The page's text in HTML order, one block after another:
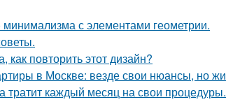
с элементами геометрии.
повторить этот дизайн?
в Москве: везде свои нюансы, но
тратит каждый месяц на свои процедуры.